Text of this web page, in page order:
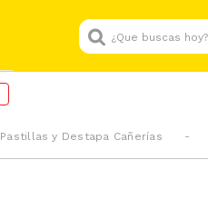
¿Que buscas hoy?
Pastillas y Destapa Cañerías